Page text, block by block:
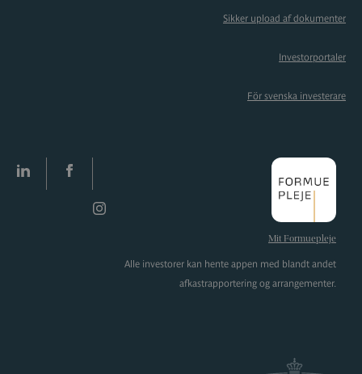
Sikker upload af dokumenter
Investorportaler
För svenska investerare
Mit Formuepleje
Alle investorer kan hente appen med blandt andet
afkastrapportering og arrangementer.